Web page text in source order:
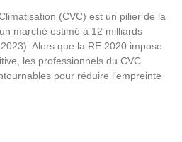
(CVC) est un pilier de la
marché estimé à 12 milliards
Alors que la RE 2020 impose
les professionnels du CVC
pour réduire l’empreinte